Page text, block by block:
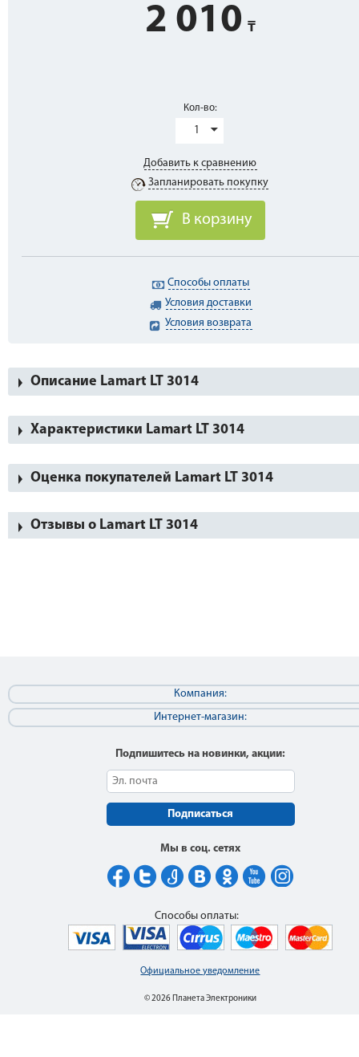
2 010
Кол-во:
1
Добавить к сравнению
Запланировать покупку
В корзину
Способы оплаты
Условия доставки
Условия возврата
Описание Lamart LT 3014
Характеристики Lamart LT 3014
Оценка покупателей Lamart LT 3014
Отзывы о Lamart LT 3014
Компания:
Интернет-магазин:
Подпишитесь на новинки, акции:
Подписаться
Мы в соц. сетях
Официальное уведомление
© 2026 Планета Электроники
Способы оплаты: